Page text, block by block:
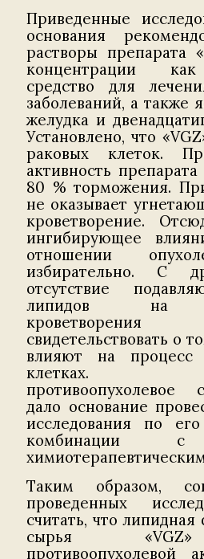
Приведенные
основания
растворы препарата
концентрации
средство для
заболеваний, а также
желудка и
Установлено, что
раковых клеток.
активность
80 % торможения.
не оказывает
кроветворение.
ингибирующее
отношении
избирательно. С
отсутствие
липидов на
свидетельствовать о
влияют на процесс
клетках.
противоопухолевое
дало основание
исследования по
комбинации с
Таким образом,
проведенных
считать, что
сырья
противоопухолевой